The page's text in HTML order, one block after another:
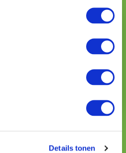
Details tonen